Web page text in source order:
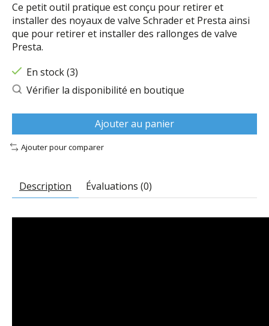
Ce petit outil pratique est conçu pour retirer et
installer des noyaux de valve Schrader et Presta ainsi
que pour retirer et installer des rallonges de valve
Presta.
En stock (3)
Vérifier la disponibilité en boutique
Ajouter au panier
Ajouter pour comparer
Description Évaluations (0)